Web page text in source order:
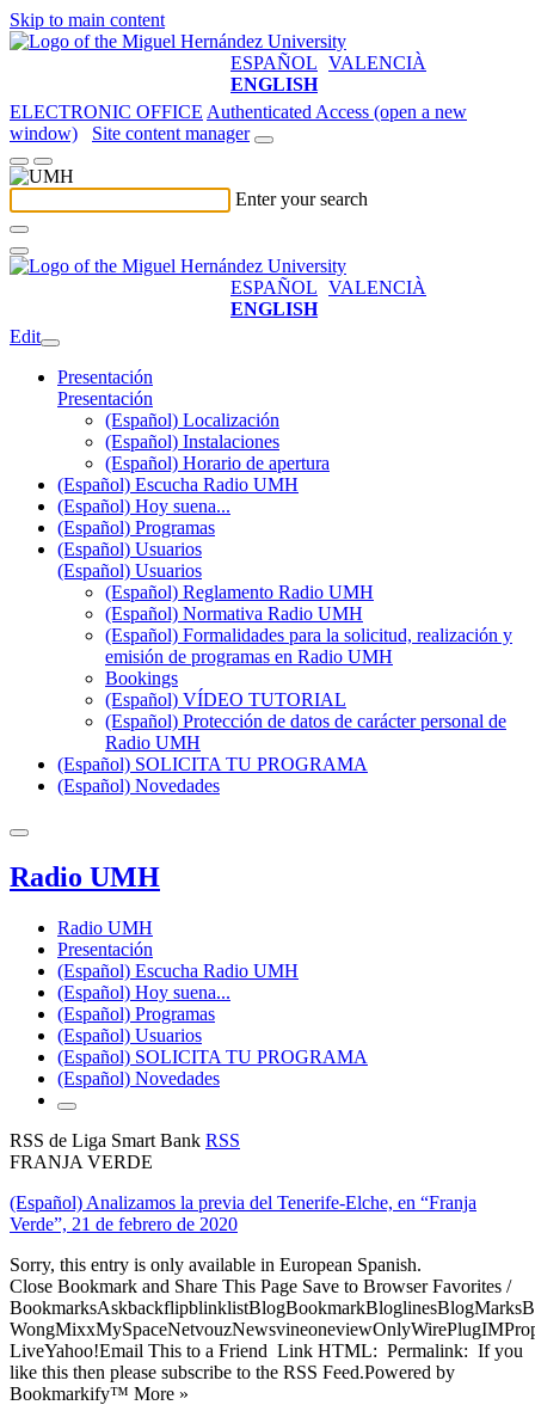
Skip to main content
ESPAÑOL VALENCIÀ
ENGLISH
ELECTRONIC OFFICE Authenticated Access (open a new
window)
Site content manager
Enter your search
ESPAÑOL VALENCIÀ
ENGLISH
Edit
Presentación
Presentación
(Español) Localización
(Español) Instalaciones
(Español) Horario de apertura
(Español) Escucha Radio UMH
(Español) Hoy suena...
(Español) Programas
(Español) Usuarios
(Español) Usuarios
(Español) Reglamento Radio UMH
(Español) Normativa Radio UMH
(Español) Formalidades para la solicitud, realización y
emisión de programas en Radio UMH
Bookings
(Español) VÍDEO TUTORIAL
(Español) Protección de datos de carácter personal de
Radio UMH
(Español) SOLICITA TU PROGRAMA
(Español) Novedades
Radio UMH
Radio UMH
Presentación
(Español) Escucha Radio UMH
(Español) Hoy suena...
(Español) Programas
(Español) Usuarios
(Español) SOLICITA TU PROGRAMA
(Español) Novedades
RSS de Liga Smart Bank RSS
FRANJA VERDE
(Español) Analizamos la previa del Tenerife-Elche, en “Franja
Verde”, 21 de febrero de 2020
Sorry, this entry is only available in European Spanish.
Close Bookmark and Share This Page Save to Browser Favorites /
LiveYahoo!Email This to a Friend Link HTML: Permalink: If you
like this then please subscribe to the RSS Feed.Powered by
Bookmarkify™ More »